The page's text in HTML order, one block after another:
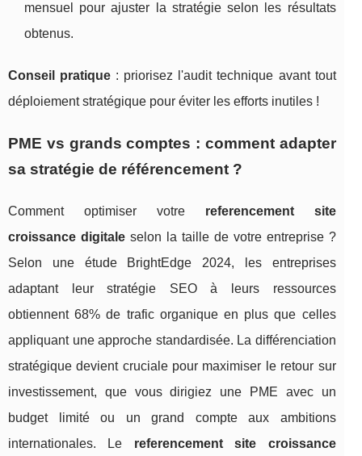
mensuel pour ajuster la stratégie selon les résultats
obtenus.
Conseil pratique : priorisez l'audit technique avant tout
déploiement stratégique pour éviter les efforts inutiles !
PME vs grands comptes : comment adapter
sa stratégie de référencement ?
Comment optimiser votre referencement site
croissance digitaleselon la taille de votre entreprise ?
Selon une étude BrightEdge 2024, les entreprises
adaptant leur stratégie SEO à leurs ressources
obtiennent 68% de trafic organique en plus que celles
appliquant une approche standardisée. La différenciation
stratégique devient cruciale pour maximiser le retour sur
investissement, que vous dirigiez une PME avec un
budget limité ou un grand compte aux ambitions
internationales. Le referencement site croissance